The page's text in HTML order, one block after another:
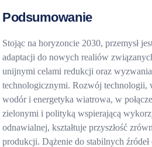
Podsumowanie
Stojąc na horyzoncie 2030, przemysł
adaptacji do nowych realiów
unijnymi celami redukcji oraz
technologicznymi. Rozwój technologii,
wodór i energetyka wiatrowa, w
zielonymi i polityką wspierającą
odnawialnej, kształtuje przyszłość
produkcji. Dążenie do stabilnych źródeł